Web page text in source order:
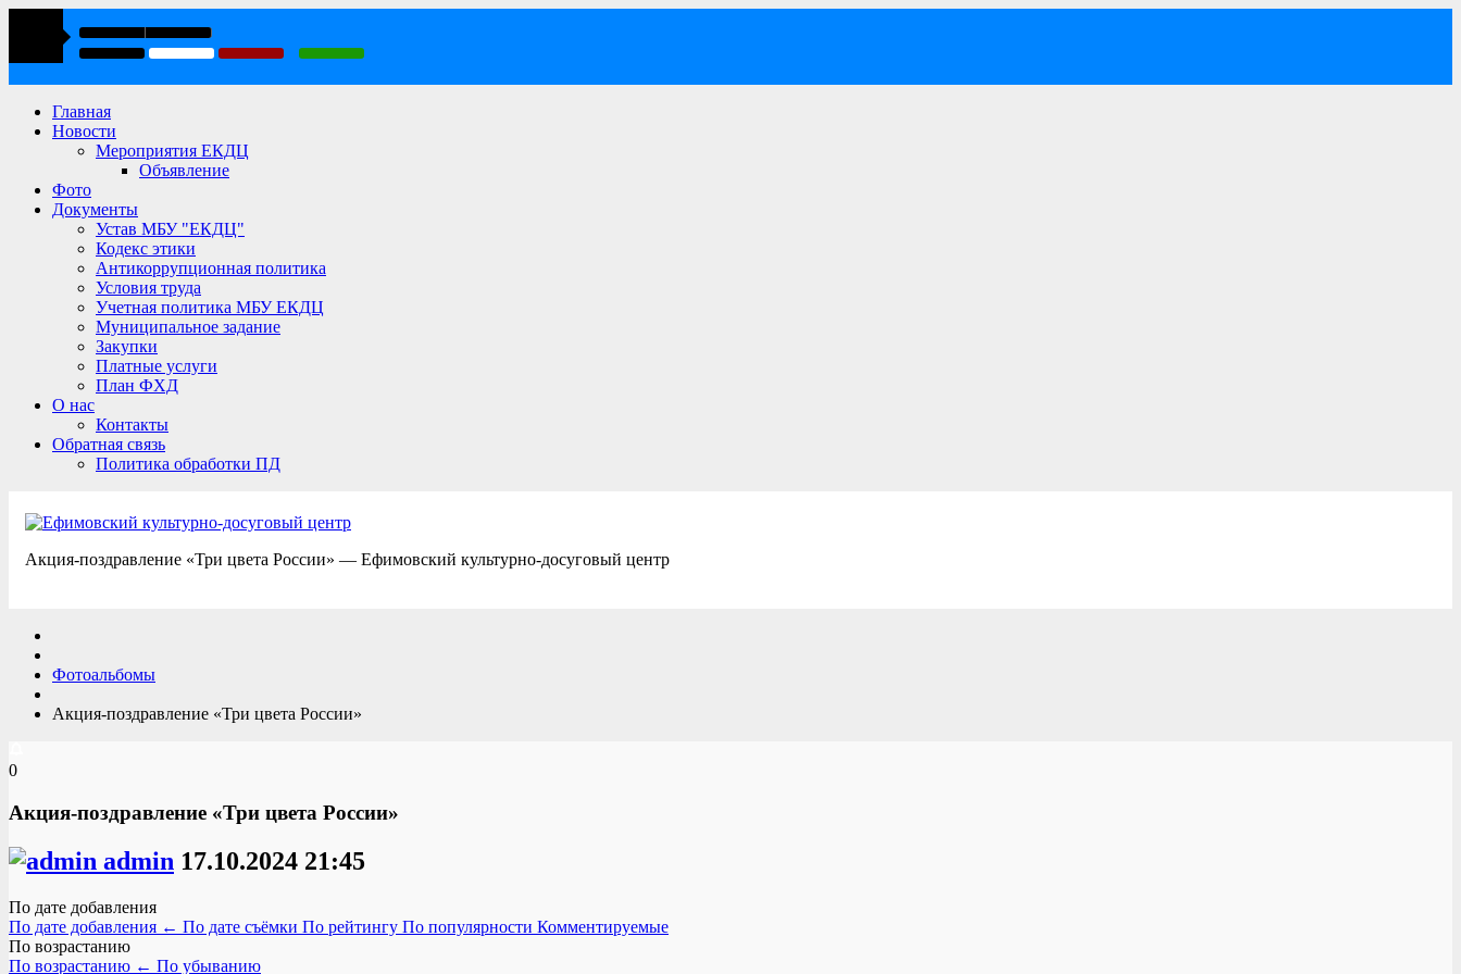
Главная
Новости
Мероприятия ЕКДЦ
Объявление
Фото
Документы
Устав МБУ "ЕКДЦ"
Кодекс этики
Антикоррупционная политика
Условия труда
Учетная политика МБУ ЕКДЦ
Муниципальное задание
Закупки
Платные услуги
План ФХД
О нас
Контакты
Обратная связь
Политика обработки ПД
Акция-поздравление «Три цвета России» — Ефимовский культурно-досуговый центр
Фотоальбомы
Акция-поздравление «Три цвета России»
0
Акция-поздравление «Три цвета России»
admin 17.10.2024 21:45
По дате добавления
По дате добавления ← По дате съёмки По рейтингу По популярности Комментируемые
По возрастанию
По возрастанию ← По убыванию